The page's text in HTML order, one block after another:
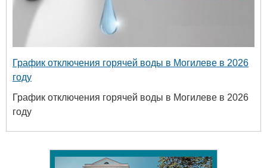
График отключения горячей воды в Могилеве в 2026
году
График отключения горячей воды в Могилеве в 2026
году